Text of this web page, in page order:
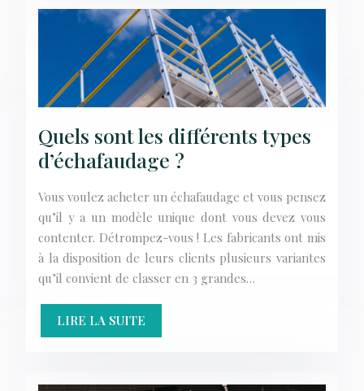
Quels sont les différents types
d’échafaudage ?
Vous voulez acheter un échafaudage et vous pensez
qu’il y a un modèle unique dont vous devez vous
contenter. Détrompez-vous ! Les fabricants ont mis
à la disposition de leurs clients plusieurs variantes
qu’il convient de classer en 3 grandes…
LIRE LA SUITE